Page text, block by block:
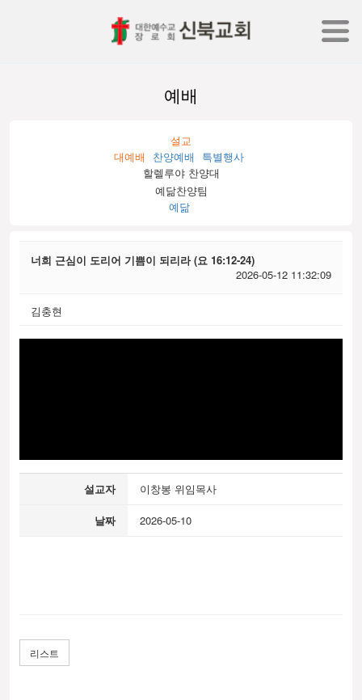
예배
설교
대예배
찬양예배
특별행사
할렐루야 찬양대
예닮찬양팀
예닮
너희 근심이 도리어 기쁨이 되리라 (요 16:12-24)
2026-05-12 11:32:09
김충현
설교자 이창봉 위임목사
날짜 2026-05-10
리스트